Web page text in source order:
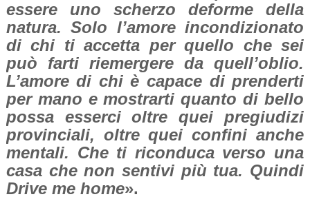
essere uno scherzo deforme della
natura. Solo l’amore incondizionato
di chi ti accetta per quello che sei
può farti riemergere da quell’oblio.
L’amore di chi è capace di prenderti
per mano e mostrarti quanto di bello
possa esserci oltre quei pregiudizi
provinciali, oltre quei confini anche
mentali. Che ti riconduca verso una
casa che non sentivi più tua. Quindi
Drive me home».